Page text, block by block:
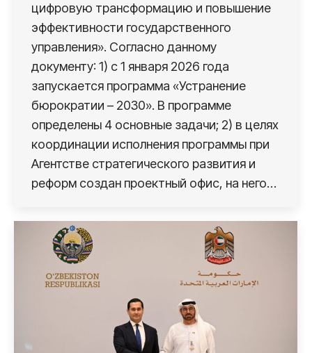
цифровую трансформацию и повышение
эффективности государственного
управления». Согласно данному
документу: 1) с 1 января 2026 года
запускается программа «Устранение
бюрократии – 2030». В программе
определены 4 основные задачи; 2) в целях
координации исполнения программы при
Агентстве стратегического развития и
реформ создан проектный офис, на него…